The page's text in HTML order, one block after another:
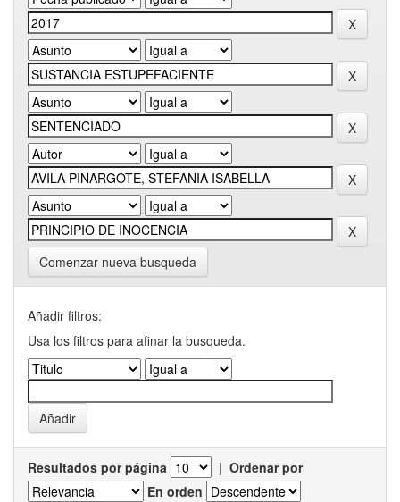
Comenzar nueva busqueda
Añadir filtros:
Usa los filtros para afinar la busqueda.
Resultados por página | Ordenar por
En orden